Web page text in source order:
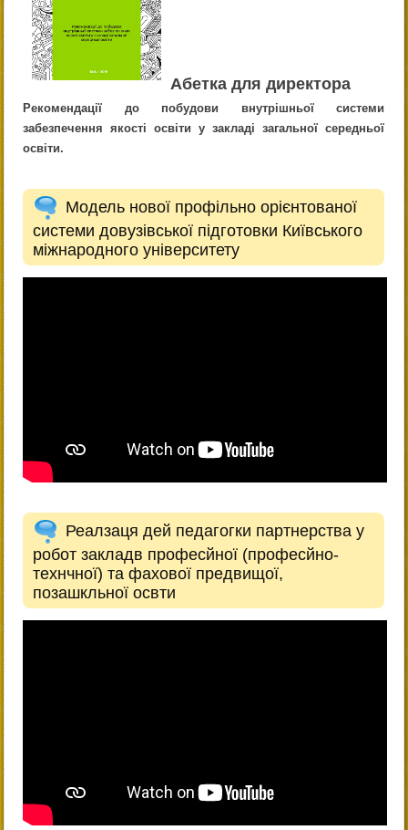
Абетка для директора
Рекомендації до побудови внутрішньої системи
забезпечення якості освіти у закладі загальноїсередньої
освіти.
Модель нової профільно орієнтованої
системи довузівської підготовки Київського
міжнародного університету
Реалзаця дей педагогки партнерства у
робот закладв професйної (професйно-
технчної) та фахової предвищої,
позашкльної освти